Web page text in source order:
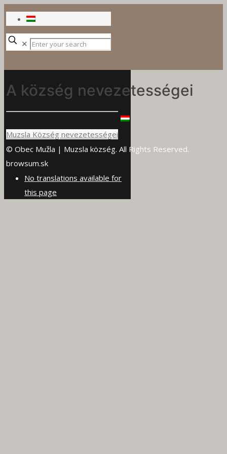
✕
A község nevezetességei
Muzsla Község nevezetességei
© Obec Mužla | Muzsla község. All Rights Reserved.
browsum.sk
No translations available for
this page